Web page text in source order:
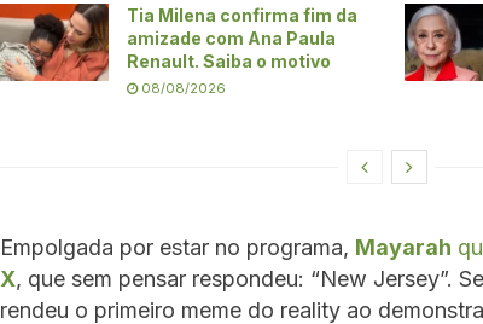
Tia Milena confirma fim da
amizade com Ana Paula
Renault. Saiba o motivo
08/08/2026
Empolgada por estar no programa, Mayarah
X, que sem pensar respondeu: “New Jersey”.
rendeu o primeiro meme do reality ao